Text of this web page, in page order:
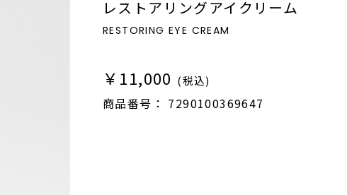
レストアリングアイクリーム
RESTORING EYE CREAM
￥11,000 (税込)
商品番号： 7290100369647